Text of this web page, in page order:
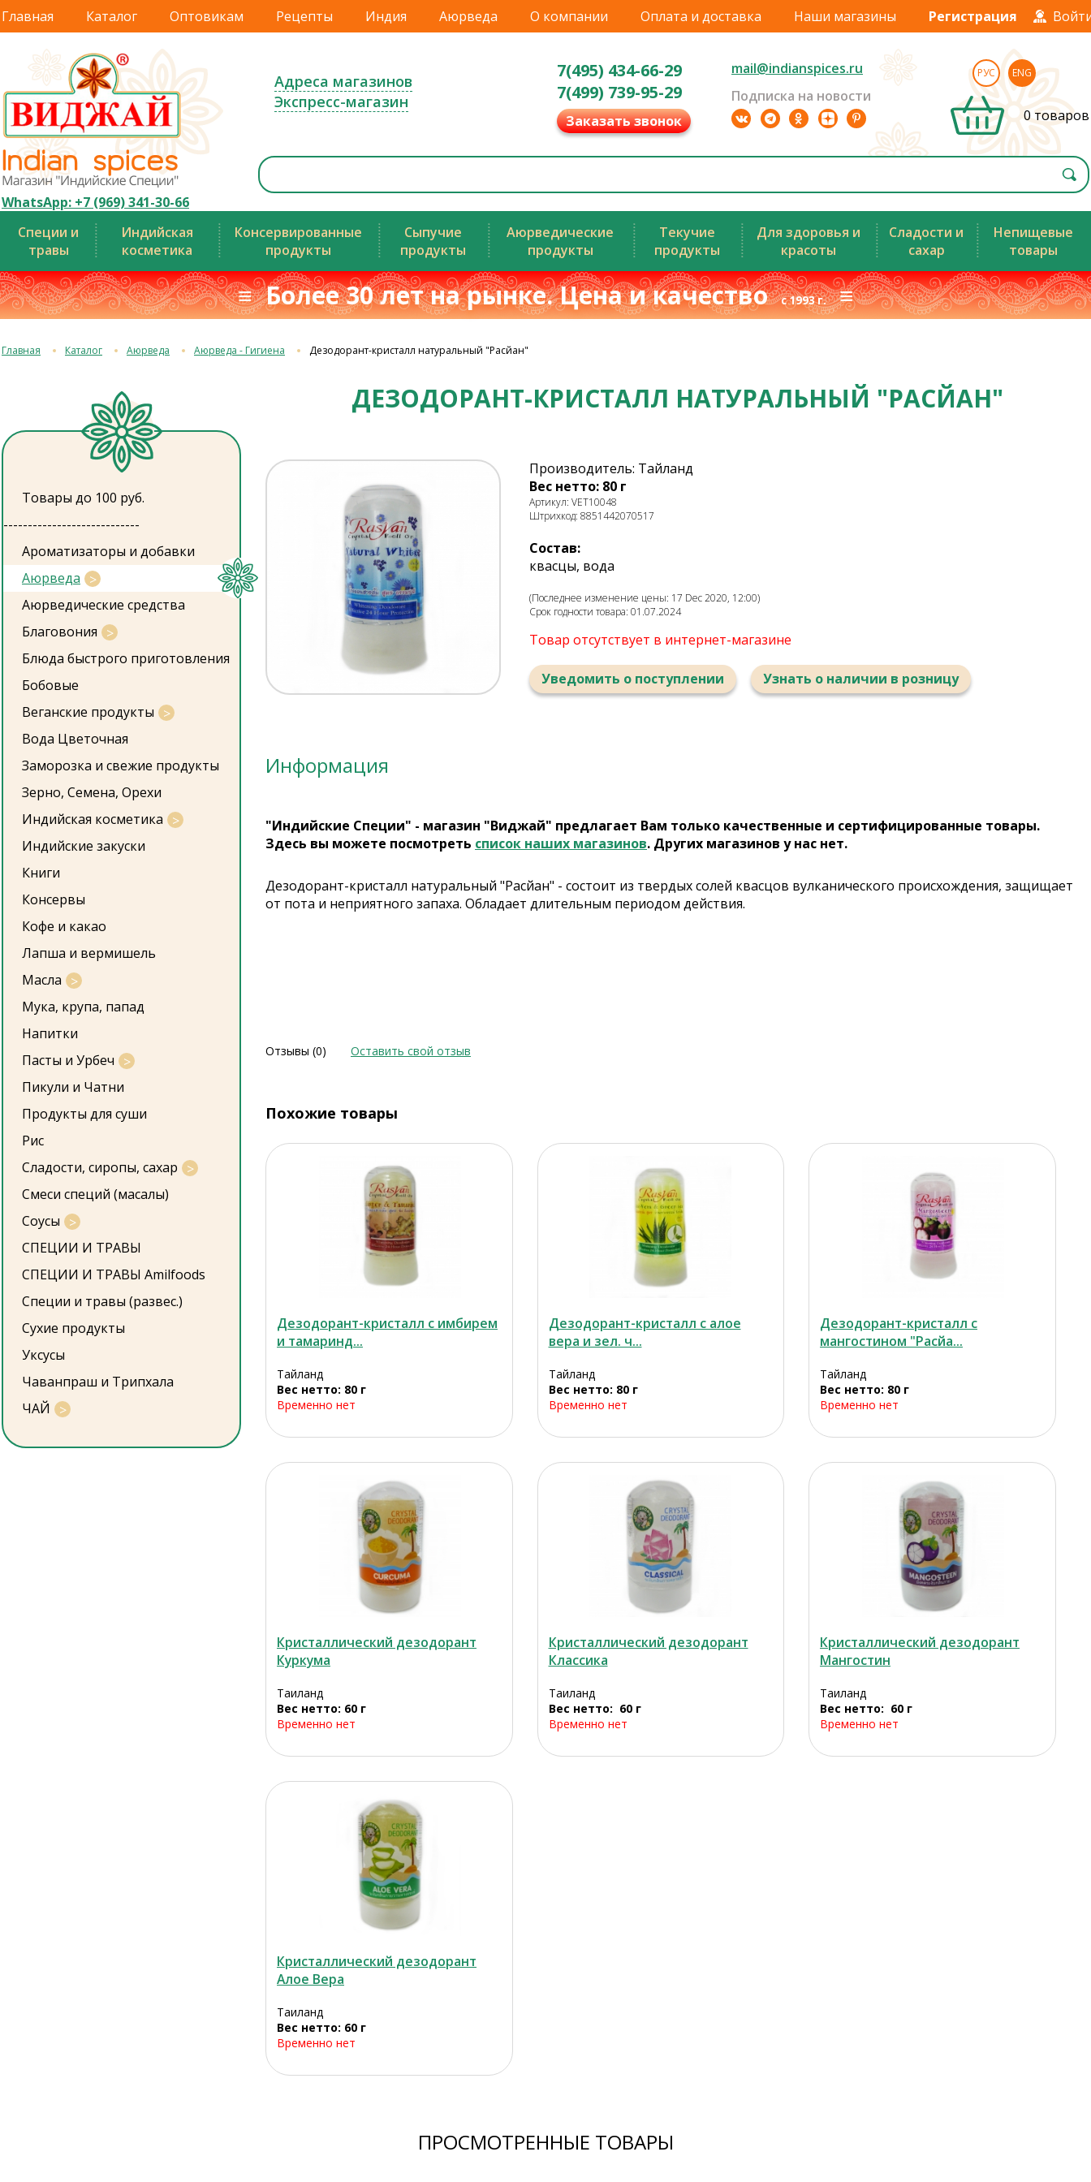
Главная Каталог Оптовикам Рецепты Индия Аюрведа О компании Оплата и доставка Наши магазины Регистрация
WhatsApp: +7 (969) 341-30-66
Адреса магазинов
Экспресс-магазин
7(495) 434-66-29
7(499) 739-95-29
Заказать звонок
mail@indianspices.ru
Подписка на новости
РУС ENG
0 товаров
Специи и
травы
Индийская
косметика
Консервированные
продукты
Сыпучие
продукты
Аюрведические
продукты
Текучие
продукты
Для здоровья и
красоты
Сладости и
сахар
Непищевые
товары
≡ Более 30 лет на рынке. Цена и качествос 1993 г.≡
Главная Каталог Аюрведа Аюрведа - Гигиена Дезодорант-кристалл натуральный "Расйан"
Товары до 100 руб.
----------------------------
Ароматизаторы и добавки
Аюрведа
Аюрведические средства
Благовония
Блюда быстрого приготовления
Бобовые
Веганские продукты
Вода Цветочная
Заморозка и свежие продукты
Зерно, Семена, Орехи
Индийская косметика
Индийские закуски
Книги
Консервы
Кофе и какао
Лапша и вермишель
Масла
Мука, крупа, папад
Напитки
Пасты и Урбеч
Пикули и Чатни
Продукты для суши
Рис
Сладости, сиропы, сахар
Смеси специй (масалы)
Соусы
СПЕЦИИ И ТРАВЫ
СПЕЦИИ И ТРАВЫ Amilfoods
Специи и травы (развес.)
Сухие продукты
Уксусы
Чаванпраш и Трипхала
ЧАЙ
ДЕЗОДОРАНТ-КРИСТАЛЛ НАТУРАЛЬНЫЙ "РАСЙАН"
Производитель: Тайланд
Вес нетто: 80 г
Артикул: VET10048
Штрихкод: 8851442070517
Состав:
квасцы, вода
(Последнее изменение цены: 17 Dec 2020, 12:00)
Срок годности товара: 01.07.2024
Товар отсутствует в интернет-магазине
Уведомить о поступлении Узнать о наличии в розницу
Информация
"Индийские Специи" - магазин "Виджай" предлагает Вам только качественные и сертифицированные товары.
Здесь вы можете посмотреть список наших магазинов. Других магазинов у нас нет.
Дезодорант-кристалл натуральный "Расйан" - состоит из твердых солей квасцов вулканического происхождения, защищает
от пота и неприятного запаха. Обладает длительным периодом действия.
Отзывы (0) Оставить свой отзыв
Похожие товары
Дезодорант-кристалл с имбирем
и тамаринд...
Тайланд
Вес нетто: 80 г
Временно нет
Дезодорант-кристалл с алое
вера и зел. ч...
Тайланд
Вес нетто: 80 г
Временно нет
Дезодорант-кристалл с
мангoстином "Расйа...
Тайланд
Вес нетто: 80 г
Временно нет
Кристаллический дезодорант
Куркума
Таиланд
Вес нетто: 60 г
Временно нет
Кристаллический дезодорант
Классика
Таиланд
Вес нетто: 60 г
Временно нет
Кристаллический дезодорант
Мангостин
Таиланд
Вес нетто: 60 г
Временно нет
Кристаллический дезодорант
Алое Вера
Таиланд
Вес нетто: 60 г
Временно нет
ПРОСМОТРЕННЫЕ ТОВАРЫ